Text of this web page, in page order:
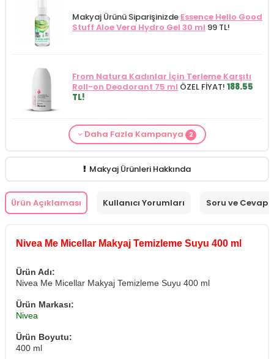
Makyaj Ürünü Siparişinizde Essence Hello Good
Stuff Aloe Vera Hydro Gel 30 ml 99 TL!
From Natura Kadınlar İçin Terleme Karşıtı
Roll-on Deodorant 75 ml ÖZEL FİYAT! 188.55
TL!
Makyaj Kategorisine Özel Fiyatİdea Derma
Makyaj Ürünü Siparişinizdeİnnova Wash Gel
Daha Fazla Kampanya 2
Makyaj Ürünleri Hakkında
Ürün Açıklaması Kullanıcı Yorumları Soru ve Cevap
Nivea Me Micellar Makyaj Temizleme Suyu 400 ml
Ürün Adı:
Nivea Me Micellar Makyaj Temizleme Suyu 400 ml
Ürün Markası:
Nivea
Ürün Boyutu:
400 ml